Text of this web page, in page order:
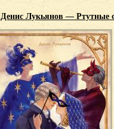
Денис Лукьянов — Ртутные